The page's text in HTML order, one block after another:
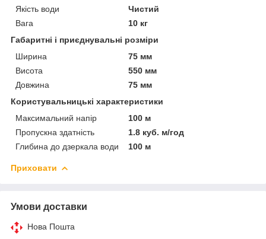
Якість води
Чистий
Вага
10 кг
Габаритні і приєднувальні розміри
Ширина
75 мм
Висота
550 мм
Довжина
75 мм
Користувальницькі характеристики
Максимальний напір
100 м
Пропускна здатність
1.8 куб. м/год
Глибина до дзеркала води
100 м
Приховати
Умови доставки
Нова Пошта